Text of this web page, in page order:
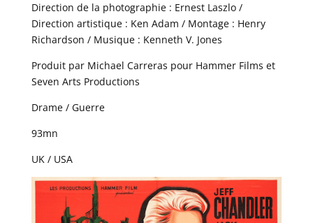
Direction de la photographie : Ernest Laszlo /
Direction artistique : Ken Adam / Montage : Henry
Richardson / Musique : Kenneth V. Jones
Produit par Michael Carreras pour Hammer Films et
Seven Arts Productions
Drame / Guerre
93mn
UK / USA